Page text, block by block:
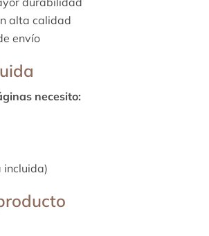
alta calidad
envío
necesito:
incluida)